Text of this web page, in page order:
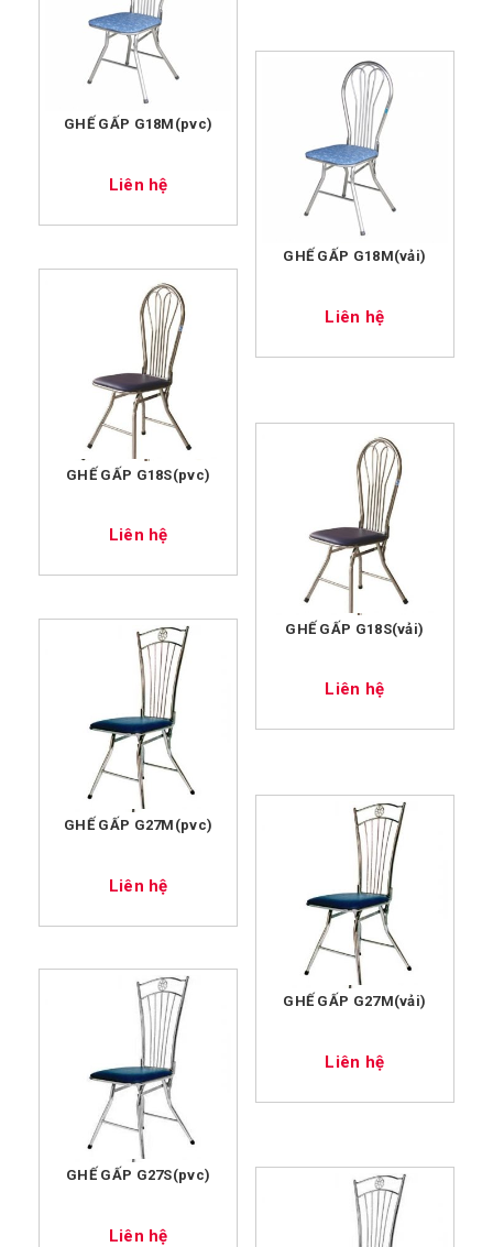
GHẾ GẤP G18M(pvc)
Liên hệ
GHẾ GẤP G18M(vải)
Liên hệ
GHẾ GẤP G18S(pvc)
Liên hệ
GHẾ GẤP G18S(vải)
Liên hệ
GHẾ GẤP G27M(pvc)
Liên hệ
GHẾ GẤP G27M(vải)
Liên hệ
GHẾ GẤP G27S(pvc)
Liên hệ